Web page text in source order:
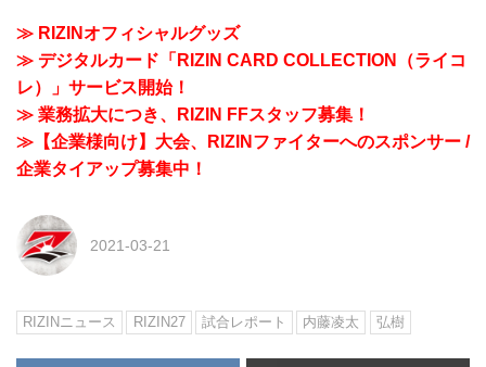
≫ RIZINオフィシャルグッズ
≫ デジタルカード「RIZIN CARD COLLECTION（ライコ
レ）」サービス開始！
≫ 業務拡大につき、RIZIN FFスタッフ募集！
≫【企業様向け】大会、RIZINファイターへのスポンサー /
企業タイアップ募集中！
2021-03-21
RIZINニュース RIZIN27 試合レポート 内藤凌太 弘樹